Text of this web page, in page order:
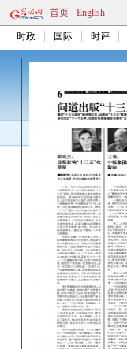
首页 English
时政 国际 时评